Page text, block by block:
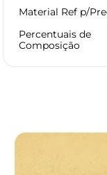
Material Ref p/
Percentuais de
Composição